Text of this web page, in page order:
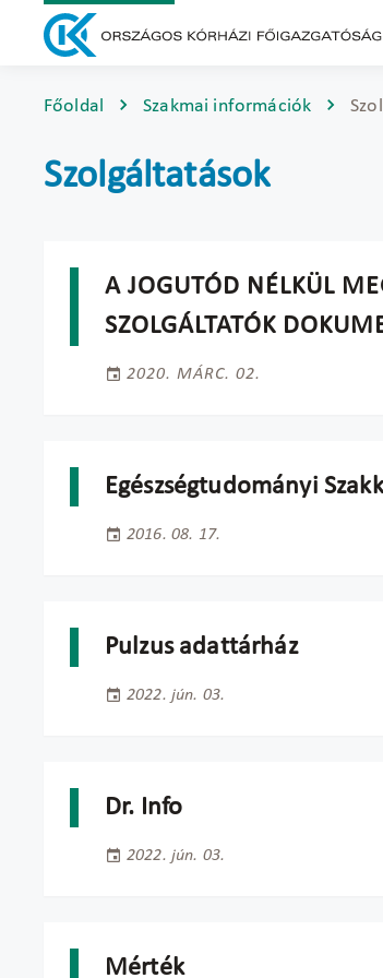
Főoldal Szakmai információk
Szolgáltatások
A JOGUTÓD NÉLKÜL
SZOLGÁLTATÓK
2020. MÁRC. 02.
Egészségtudományi
2016. 08. 17.
Pulzus adattárház
2022. jún. 03.
Dr. Info
2022. jún. 03.
Mérték